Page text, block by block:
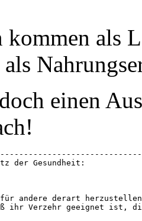
kommen als
einen
der Gesundheit:
andere derart
ihr Verzehr geeignet ist,